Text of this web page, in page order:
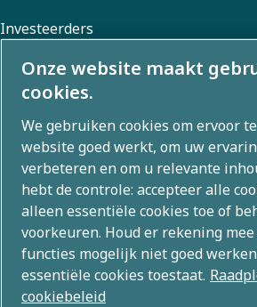
Investeerders
Over ons
Atlas Copco Group ontwikkelt
alle bedrijfsgebieden, waaronder
vacuüm, industriële en
wereldwijd portfolio van 80+ merken
technologie mogelijk die de toekomst
Onze website maakt
cookies.
We gebruiken cookies om ervoor
website goed werkt, om uw
verbeteren en om u relevante
hebt de controle: accepteer alle
alleen essentiële cookies toe of
voorkeuren. Houd er rekening
functies mogelijk niet goed
essentiële cookies toestaat.
cookiebeleid